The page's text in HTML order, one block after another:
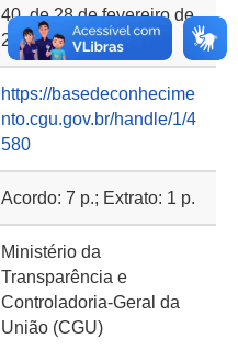
40, de 28 de fevereiro de
2018, seção 3, p. 104
https://basedeconhecime
nto.cgu.gov.br/handle/1/4
580
Acordo: 7 p.; Extrato: 1 p.
Ministério da
Transparência e
Controladoria-Geral da
União (CGU)